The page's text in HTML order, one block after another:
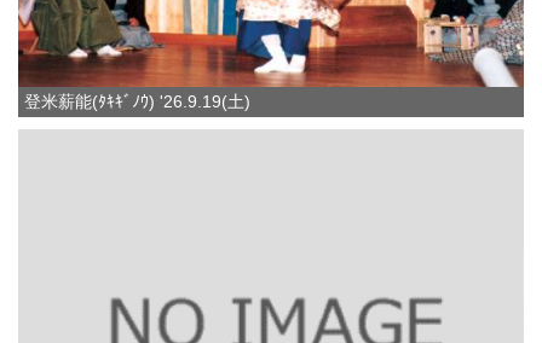
登米薪能(ﾀｷｷﾞﾉｳ) '26.9.19(土)